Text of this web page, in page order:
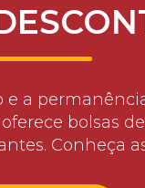
e a
bolsas
Conheça